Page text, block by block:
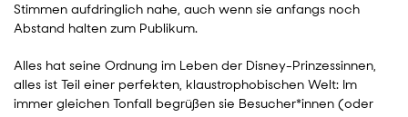
Stimmen aufdringlich nahe, auch wenn sie anfangs noch
Abstand halten zum Publikum.
Alles hat seine Ordnung im Leben der Disney-Prinzessinnen,
alles ist Teil einer perfekten, klaustrophobischen Welt: Im
immer gleichen Tonfall begrüßen sie Besucher*innen (oder